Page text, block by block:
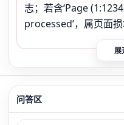
志；若含‘Page
processed’，属页面
展
问答区